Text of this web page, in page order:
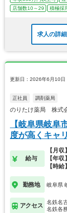
店舗数10～29
積極採
求人の詳
更新日：2026年6月10日
正社員 調剤薬局
のりたけ薬局 株式
【岐阜県岐阜
度が高くキャ
給与
【月
【年
【時
勤務地 岐阜県
アクセス
名鉄名
名鉄各